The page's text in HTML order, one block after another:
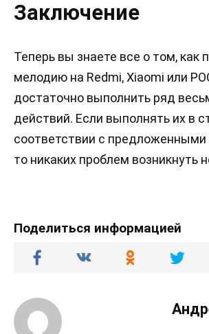
Заключение
Теперь вы знаете все о том, как
мелодию на Redmi, Xiaomi или
достаточно выполнить ряд
действий. Если выполнять их в
соответствии с предложенными
то никаких проблем возникнуть
Поделиться информацией